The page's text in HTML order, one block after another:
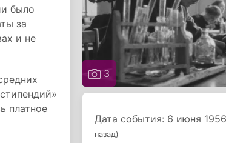
было
за
и не
платное
3
Дата события: 6 июня
назад)